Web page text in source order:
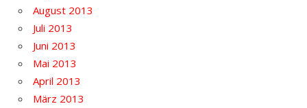
August 2013
Juli 2013
Juni 2013
Mai 2013
April 2013
März 2013